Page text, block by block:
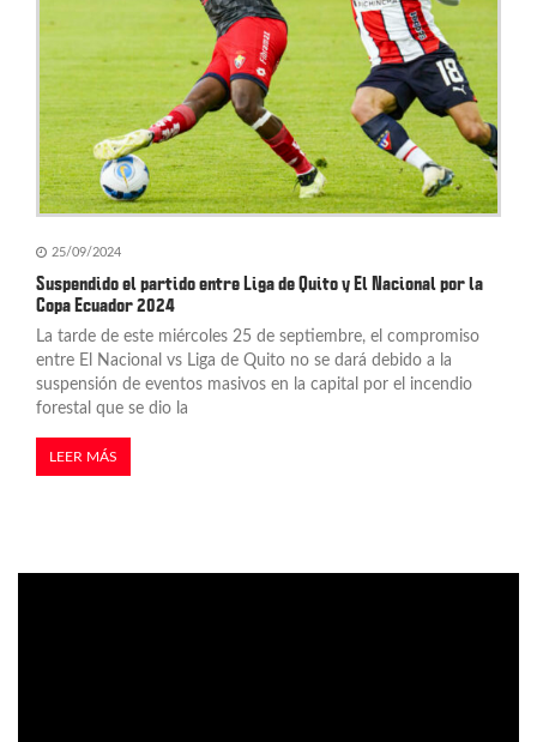
25/09/2024
Suspendido el partido entre Liga de Quito y El Nacional por la
Copa Ecuador 2024
La tarde de este miércoles 25 de septiembre, el compromiso
entre El Nacional vs Liga de Quito no se dará debido a la
suspensión de eventos masivos en la capital por el incendio
forestal que se dio la
LEER MÁS